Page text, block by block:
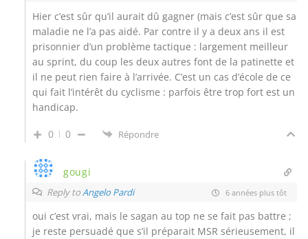
Hier c’est sûr qu’il aurait dû gagner (mais c’est sûr que sa
maladie ne l’a pas aidé. Par contre il y a deux ans il est
prisonnier d’un problème tactique : largement meilleur
au sprint, du coup les deux autres font de la patinette et
il ne peut rien faire à l’arrivée. C’est un cas d’école de ce
qui fait l’intérêt du cyclisme : parfois être trop fort est un
handicap.
0 0 Répondre
gougi
Reply toAngelo Pardi 6 années plus tôt
oui c’est vrai, mais le sagan au top ne se fait pas battre ;
je reste persuadé que s’il préparait MSR sérieusement, il